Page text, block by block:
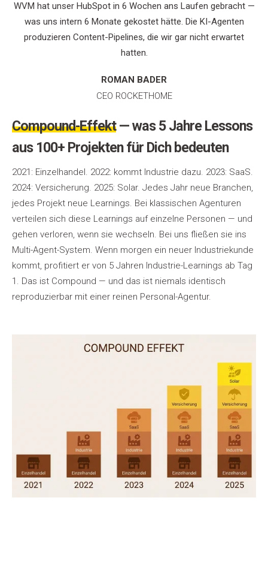
WVM hat unser HubSpot in 6 Wochen ans Laufen gebracht —
was uns intern 6 Monate gekostet hätte. Die KI-Agenten
produzieren Content-Pipelines, die wir gar nicht erwartet
hatten.
ROMAN BADER
CEO ROCKETHOME
Compound-Effekt— was 5 Jahre Lessons
aus 100+ Projekten für Dich bedeuten
2021: Einzelhandel. 2022: kommt Industrie dazu. 2023: SaaS.
2024: Versicherung. 2025: Solar. Jedes Jahr neue Branchen,
jedes Projekt neue Learnings. Bei klassischen Agenturen
verteilen sich diese Learnings auf einzelne Personen — und
gehen verloren, wenn sie wechseln. Bei uns fließen sie ins
Multi-Agent-System. Wenn morgen ein neuer Industriekunde
kommt, profitiert er von 5 Jahren Industrie-Learnings ab Tag
1. Das ist Compound — und das ist niemals identisch
reproduzierbar mit einer reinen Personal-Agentur.